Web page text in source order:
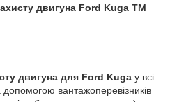
двигуна Ford Kuga ТМ
двигуна для Ford Kuga у всі
допомогою вантажоперевізників